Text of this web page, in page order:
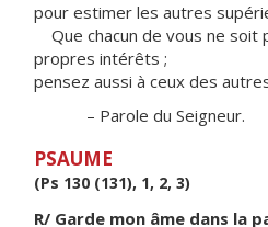
pour estimer les autres
Que chacun de vous ne soit
propres intérêts ;
pensez aussi à ceux des
– Parole du Seigneur.
PSAUME
(Ps 130 (131), 1, 2, 3)
R/ Garde mon âme dans la